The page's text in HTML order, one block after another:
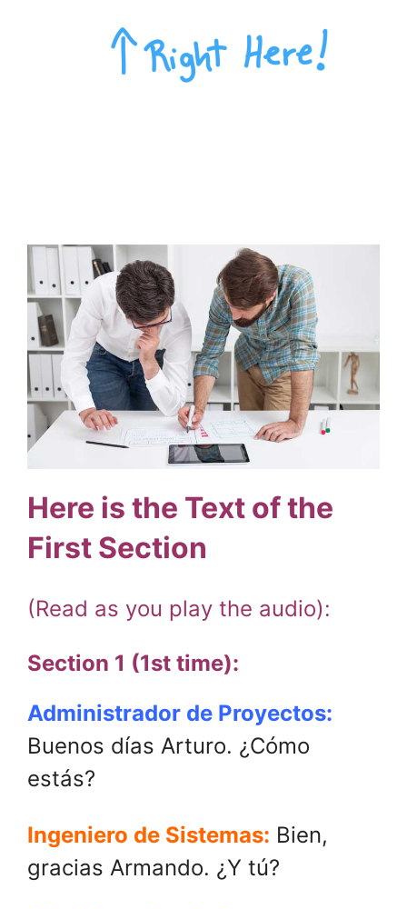
Here is the Text of the
First Section
(Read as you play the audio):
Section 1 (1st time):
Administrador de Proyectos:
Buenos días Arturo. ¿Cómo
estás?
Ingeniero de Sistemas: Bien,
gracias Armando. ¿Y tú?